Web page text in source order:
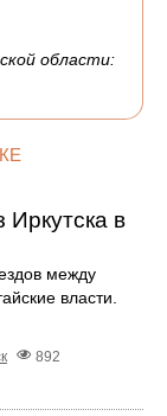
области:
Иркутска в
между
власти.
892